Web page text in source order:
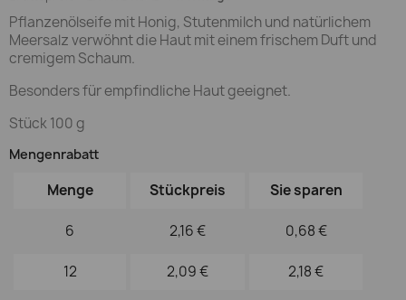
Pflanzenölseife mit Honig, Stutenmilch und natürlichem
Meersalz verwöhnt die Haut mit einem frischem Duft und
cremigem Schaum.
Besonders für empfindliche Haut geeignet.
Stück 100 g
Mengenrabatt
Menge Stückpreis Sie sparen
6 2,16 € 0,68 €
12 2,09 € 2,18 €